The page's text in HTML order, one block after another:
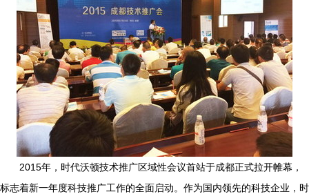
2015年，时代沃顿技术推广区域性会议首站于成都正式拉开帷幕，
标志着新一年度科技推广工作的全面启动。作为国内领先的科技企业，时